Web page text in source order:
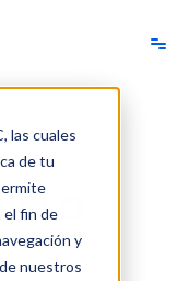
las cuales
de tu
el fin de
y
nuestros
Spiideo